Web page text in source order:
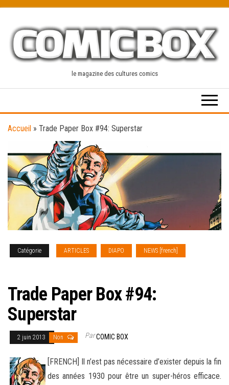
content
le magazine des cultures comics
Accueil » Trade Paper Box #94: Superstar
Catégorie ARTICLES DIAPO NEWS [french]
Trade Paper Box #94:
Superstar
2 juin 2013 Non ParCOMIC BOX
[FRENCH] Il n’est pas nécessaire d’exister depuis la fin
des années 1930 pour être un super-héros efficace.